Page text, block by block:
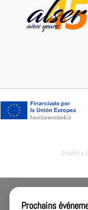
Diseño y
Prochains